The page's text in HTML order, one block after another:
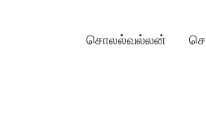
சொலல்வல்லன்